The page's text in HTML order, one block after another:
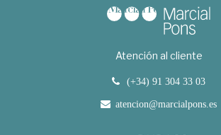
Atención al cliente
(+34) 91 304 33 03
atencion@marcialpons.es